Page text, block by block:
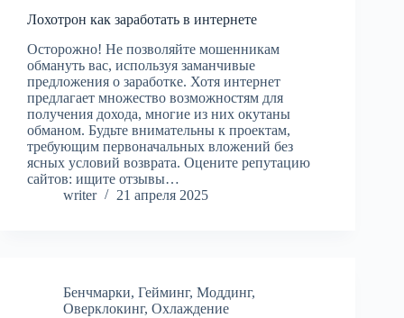
Лохотрон как заработать в интернете
Осторожно! Не позволяйте мошенникам
обмануть вас, используя заманчивые
предложения о заработке. Хотя интернет
предлагает множество возможностям для
получения дохода, многие из них окутаны
обманом. Будьте внимательны к проектам,
требующим первоначальных вложений без
ясных условий возврата. Оцените репутацию
сайтов: ищите отзывы…
writer
21 апреля 2025
Бенчмарки, Гейминг, Моддинг,
Оверклокинг, Охлаждение